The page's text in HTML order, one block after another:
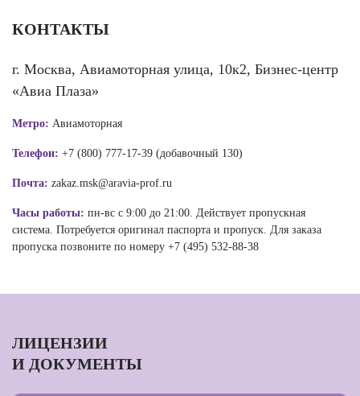
КОНТАКТЫ
г. Москва, Авиамоторная улица, 10к2, Бизнес-центр
«Авиа Плаза»
Метро: Авиамоторная
Телефон: +7 (800) 777-17-39 (добавочный 130)
Почта: zakaz.msk@aravia-prof.ru
Часы работы: пн-вс с 9:00 до 21:00. Действует пропускная
система. Потребуется оригинал паспорта и пропуск. Для заказа
пропуска позвоните по номеру +7 (495) 532-88-38
ЛИЦЕНЗИИ
И ДОКУМЕНТЫ